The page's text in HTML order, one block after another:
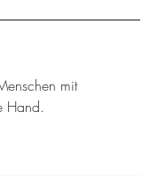
mit
Hand.